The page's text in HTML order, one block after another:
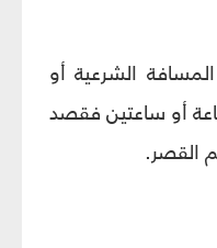
الشرعية أو
أو ساعتين فقصد
القصر.